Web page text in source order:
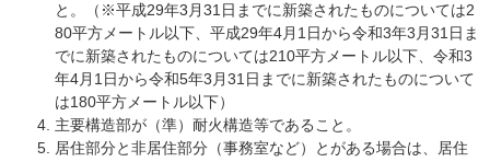
と。（※平成29年3月31日までに新築されたものについては2
80平方メートル以下、平成29年4月1日から令和3年3月31日ま
でに新築されたものについては210平方メートル以下、令和3
年4月1日から令和5年3月31日までに新築されたものについて
は180平方メートル以下）
主要構造部が（準）耐火構造等であること。
居住部分と非居住部分（事務室など）とがある場合は、居住